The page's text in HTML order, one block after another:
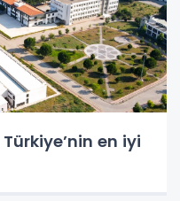
Türkiye’nin en iyi